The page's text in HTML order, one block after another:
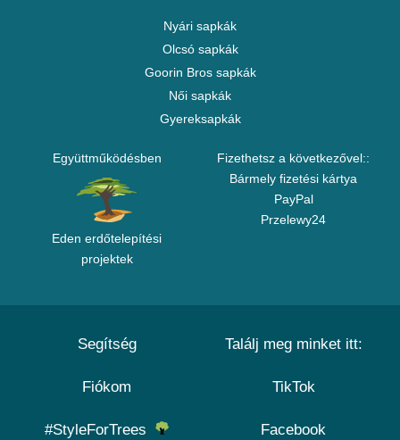
Nyári sapkák
Olcsó sapkák
Goorin Bros sapkák
Női sapkák
Gyereksapkák
Együttműködésben
Eden erdőtelepítési
projektek
Fizethetsz a következővel::
Bármely fizetési kártya
PayPal
Przelewy24
Segítség
Fiókom
#StyleForTrees
Találj meg minket itt:
TikTok
Facebook